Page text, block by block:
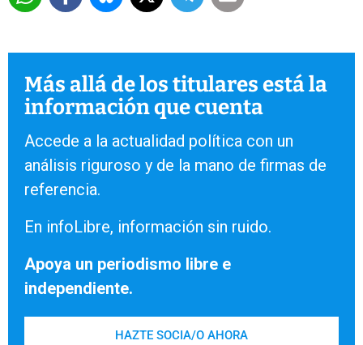
Más allá de los titulares está la
información que cuenta
Accede a la actualidad política con un
análisis riguroso y de la mano de firmas de
referencia.
En infoLibre, información sin ruido.
Apoya un periodismo libre e
independiente.
HAZTE SOCIA/O AHORA